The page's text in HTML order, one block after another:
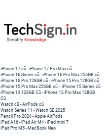
iPhone 17 cũ -iPhone 17 Pro Max cũ
iPhone 16 Series cũ - iPhone 16 Pro Max 256GB cũ
iPhone 16 Pro 128GB cũ -iPhone 15 Pro 128GB cũ
iPhone 15 Pro Max 256GB cũ - iPhone 15 Series cũ
iPhone 13 128GB Cũ -iPhone 12 Pro Max 128GB
Cũ
Watch cũ -AirPods cũ
Watch Series 11 -Watch SE 2025
Pencil Pro 2024 -Apple AirPods
iPad A16 -iPad Air M4 -iPad mini 7
iPad Pro M5 - MacBook Neo